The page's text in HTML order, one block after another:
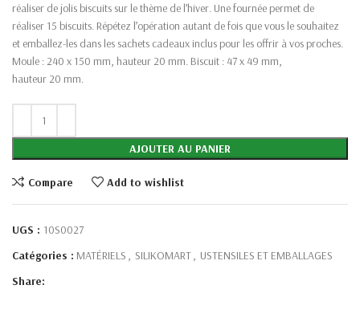
réaliser de jolis biscuits sur le thème de l’hiver. Une fournée permet de
réaliser 15 biscuits. Répétez l’opération autant de fois que vous le souhaitez
et emballez-les dans les sachets cadeaux inclus pour les offrir à vos proches.
Moule : 240 x 150 mm, hauteur 20 mm. Biscuit : 47 x 49 mm,
hauteur 20 mm.
AJOUTER AU PANIER
Compare Add to wishlist
UGS : 10S0027
Catégories : MATÉRIELS , SILIKOMART, USTENSILES ET EMBALLAGES
Share: